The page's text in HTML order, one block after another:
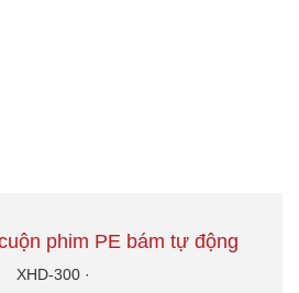
phim PE bám tự động
XHD-300 ·